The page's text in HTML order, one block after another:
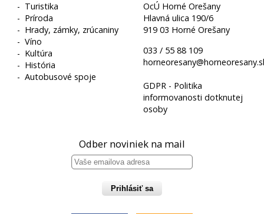
- Turistika
- Príroda
- Hrady, zámky, zrúcaniny
-Víno
- Kultúra
- História
-Autobusové spoje
OcÚ Horné Orešany
Hlavná ulica 190/6
919 03 Horné Orešany
033 / 55 88 109
GDPR - Politika
informovanosti dotknutej
osoby
Odber noviniek na mail
Prihlásiť sa